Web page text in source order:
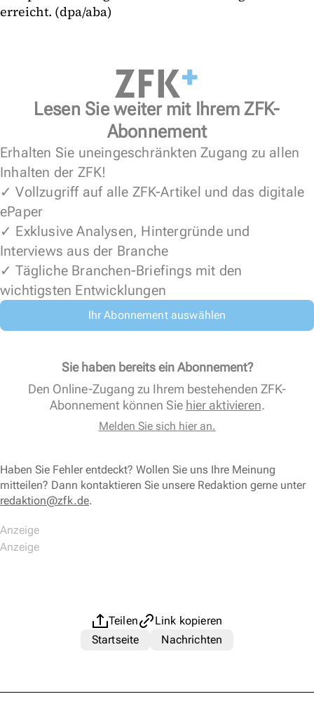
erreicht. (dpa/aba)
Lesen Sie weiter mit Ihrem ZFK-
Abonnement
Erhalten Sie uneingeschränkten Zugang zu allen
Inhalten der ZFK!
✓ Vollzugriff auf alle ZFK-Artikel und das digitale
ePaper
✓ Exklusive Analysen, Hintergründe und
Interviews aus der Branche
✓ Tägliche Branchen-Briefings mit den
wichtigsten Entwicklungen
Ihr Abonnement auswählen
Sie haben bereits ein Abonnement?
Den Online-Zugang zu Ihrem bestehenden ZFK-
Abonnement können Sie hier aktivieren.
Melden Sie sich hier an.
Haben Sie Fehler entdeckt? Wollen Sie uns Ihre Meinung
mitteilen? Dann kontaktieren Sie unsere Redaktion gerne unter
redaktion@zfk.de.
Teilen
Link kopieren
Startseite
Nachrichten